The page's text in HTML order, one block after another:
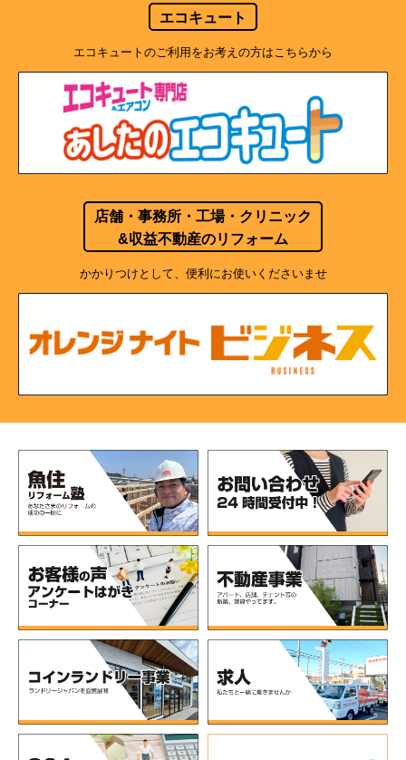
エコキュート
エコキュートのご利用をお考えの方はこちらから
店舗・事務所・工場・クリニック
&収益不動産のリフォーム
かかりつけとして、便利にお使いくださいませ